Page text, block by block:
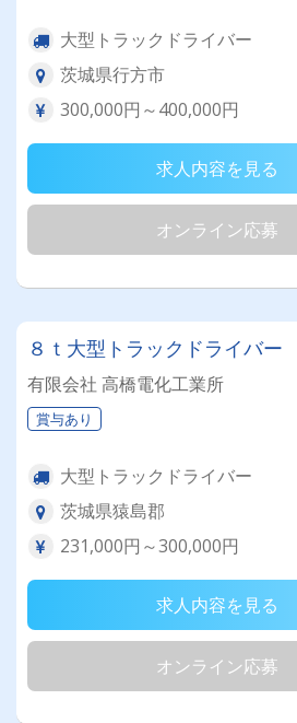
大型トラックドライバー
茨城県行方市
300,000円～400,000円
求人内容を見る
オンライン応募
８ｔ大型トラックドライバー
有限会社 高橋電化工業所
賞与あり
大型トラックドライバー
茨城県猿島郡
231,000円～300,000円
求人内容を見る
オンライン応募